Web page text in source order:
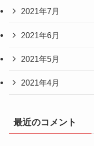
2021年7月
2021年6月
2021年5月
2021年4月
最近のコメント